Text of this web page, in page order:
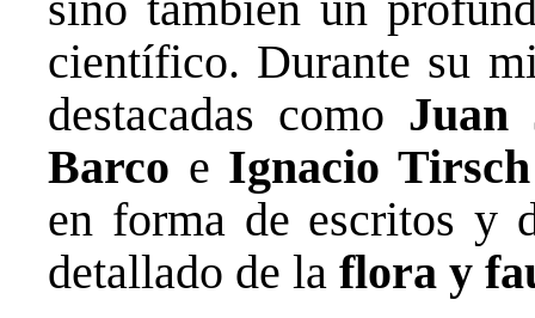
científico. Durante su
destacadas como Juan
Barco e Ignacio Tirsch
en forma de escritos y
detallado de la flora y